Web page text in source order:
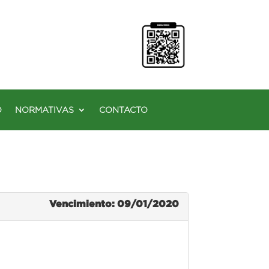
NORMATIVAS CONTACTO
Vencimiento: 09/01/2020